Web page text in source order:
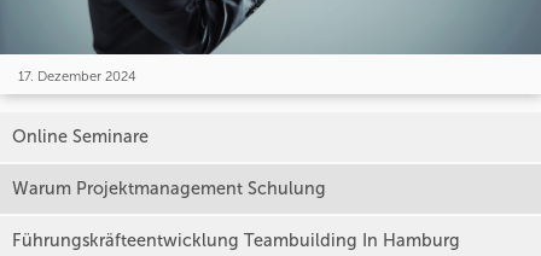
17. Dezember 2024
Online Seminare
Warum Projektmanagement Schulung
Führungskräfteentwicklung Teambuilding In Hamburg